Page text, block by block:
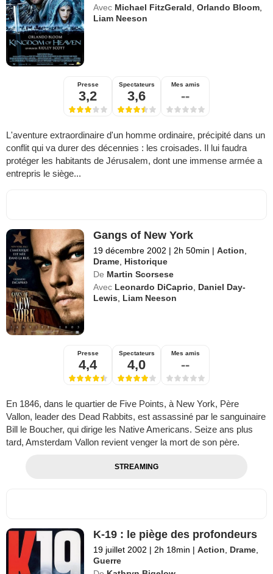
Avec Michael FitzGerald ,Orlando Bloom
Liam Neeson
Presse
3,2
Spectateurs
3,6
Mes amis
--
L'aventure extraordinaire d'un homme ordinaire, précipité dans un
conflit qui va durer des décennies : les croisades. Il lui faudra
protéger les habitants de Jérusalem, dont une immense armée a
entrepris le siège...
Gangs of New York
19 décembre 2002 | 2h 50min | Action
Drame Historique
De Martin Scorsese
Avec Leonardo DiCaprio
Daniel Day-
Lewis
Liam Neeson
Presse
4,4
Spectateurs
4,0
Mes amis
--
En 1846, dans le quartier de Five Points, à New York, Père
Vallon, leader des Dead Rabbits, est assassiné par le sanguinaire
Bill le Boucher, qui dirige les Native Americans. Seize ans plus
tard, Amsterdam Vallon revient venger la mort de son père.
STREAMING
K-19 : le piège des profondeurs
19 juillet 2002 | 2h 18min | Action Drame
Guerre